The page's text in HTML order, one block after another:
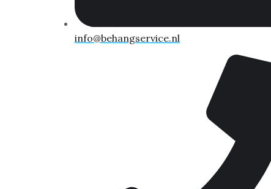
info@behangservice.nl